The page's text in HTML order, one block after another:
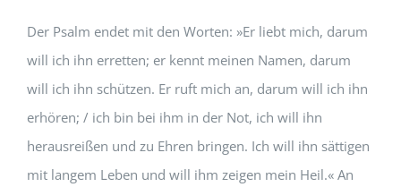
Der Psalm endet mit den Worten: »Er liebt mich, darum
will ich ihn erretten; er kennt meinen Namen, darum
will ich ihn schützen. Er ruft mich an, darum will ich ihn
erhören; / ich bin bei ihm in der Not, ich will ihn
herausreißen und zu Ehren bringen. Ich will ihn sättigen
mit langem Leben und will ihm zeigen mein Heil.« An